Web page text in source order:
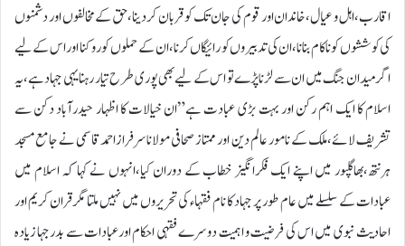
اقارب،اہل و عیال،خاندان اور قوم کی جان تک کو قربان کردینا،حق کے مخالفوں اور دشمنوں
کی کوششوں کو ناکام بنانا،ان کی تدبیروں کو رائیگاں کرنا،ان کے حملوں کو روکنا اور اس کے لیے
اگر میدان جنگ میں ان سے لڑنا پڑے تو اس کے لیے بھی پوری طرح تیار رہنا یہی جہاد ہے،یہ
اسلام کا ایک اہم رکن اور بہت بڑی عبادت ہے”ان خیالات کا اظہار حیدرآباد دکن سے
تشریف لائے،ملک کے نامور عالم دین اور ممتاز صحافی مولاناسرفرازاحمدقاسمی نے جامع مسجد
ہرنتھ،بھاگلپور میں اپنے ایک فکرانگیز خطاب کے دوران کیا،انہوں نے کہا کہ اسلام میں
عبادات کے سلسلے میں عام طور پر جہاد کا نام فقہاء کی تحریروں میں نہیں ملتا مگرقران کریم اور
احادیث نبوی میں اس کی فرضیت و اہمیت دوسرے فقہی احکام اورعبادات سے بدرجہا زیادہ